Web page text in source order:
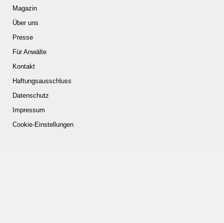
Magazin
Über uns
Presse
Für Anwälte
Kontakt
Haftungsausschluss
Datenschutz
Impressum
Cookie-Einstellungen